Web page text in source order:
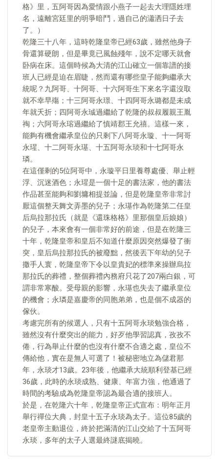
格》里，五阿哥因為愛情跟小燕子一起去大理隱姓埋
名，遠離宮廷里的明爭暗鬥，過自己的瀟洒日子去
了。）
乾隆三十八年，這時乾隆皇帝已經63歲，雖然他身子
骨還算硬朗，但是畢竟已風蝕殘年，說不定哪天就會
卧病在床。這個時候為大清的江山確立一個靠譜的接
班人已經是迫在眉睫，然而還有哪些皇子能夠繼承大
統呢？九阿哥、十阿哥、十六阿哥生下來名字還沒取
就不幸早殤；十三阿哥永璟、十四阿哥永璐都是未成
年就夭折；四阿哥永珹過繼給了乾隆的叔叔履親王胤
祹；六阿哥永瑢過繼給了慎靖郡王允禧。這樣一來，
能夠有機會繼承皇位的只剩下八阿哥永璇、十一阿哥
永瑆、十二阿哥永璂、十五阿哥永琰和十七阿哥永
璘。
在這僅剩的5位阿哥中，永璇平日里養尊處優、舉止輕
浮、沉迷酒色；永瑆是一個十足的書法家，他的書法
作品甚至能夠和劉墉相提並論，但是乾隆皇帝非常討
厭這個整天舞文弄墨的兒子；永璂作為乾隆第二任皇
后烏拉那拉氏（就是《還珠格格》里那個皇后娘娘）
的兒子，本來會有一個非常好的前途，但是在乾隆三
十年，乾隆皇帝和皇后不知道什麼原因突然爆發了衝
突，皇后烏拉那拉氏的被廢黜，然後丟下年幼的兒子
撒手人寰，乾隆皇帝下令以皇貴妃的標準來操辦烏拉
那拉氏的葬禮，整個葬禮內務府只花了207兩白銀，可
謂非常寒酸。受母親的影響，永璂也失去了繼承皇位
的機會；永璘是嘉慶帝的同胞弟弟，也是個不成器的
傢伙。
考慮完所有的候選人，只有十五阿哥永琰勉強合格，
雖然沒有什麼突出的能力，好歹他學習認真，孜孜不
倦，行為舉止什麼的也沒有什麼不合適之處，皇位不
傳給他，實在是無人可選了！被秘密地立為儲君那
年，永琰才13歲。23年後，他繼承大統順利登基已經
36歲，此時的永琰成熟、健康、年富力強，他通過了
時間的考驗成為乾隆皇帝認為最合適的接班人。
於是，在乾隆六十年，乾隆皇帝正式宣布：明年正月
舉行禪位大典，封皇十五子永琰為太子。這位85歲的
老皇帝主動退位，終於把滿清的江山交給了十五阿哥
永琰，多年的太子人選最終謎底揭曉。